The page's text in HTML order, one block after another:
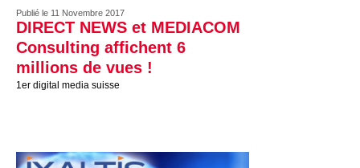
Publié le 11 Novembre 2017
DIRECT NEWS et MEDIACOM
Consulting affichent 6
millions de vues !
1er digital media suisse